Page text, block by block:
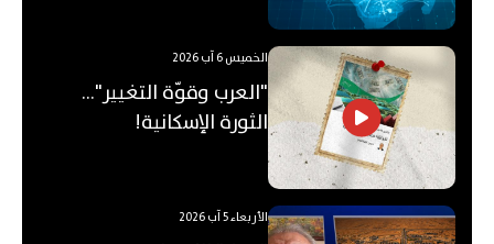
الخميس 6 آب 2026
"العرب وقوّة التغيير"...
الثورة الإسكانية!
الأربعاء 5 آب 2026